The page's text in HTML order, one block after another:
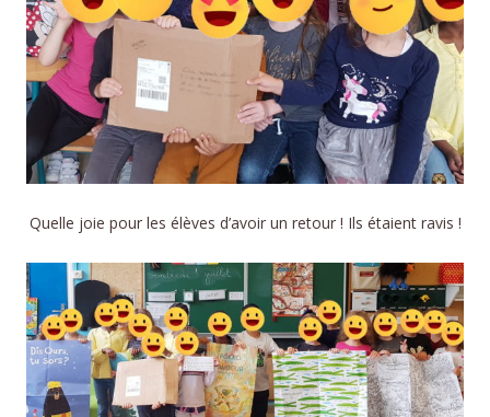
Quelle joie pour les élèves d’avoir un retour ! Ils étaient ravis !